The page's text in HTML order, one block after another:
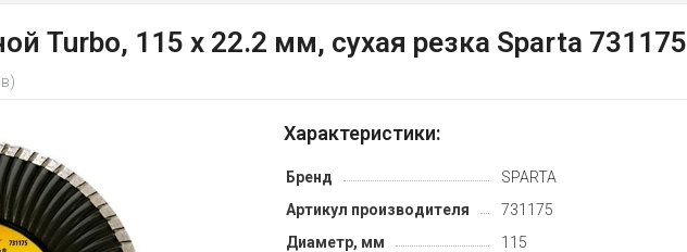
Turbo, 115 х 22.2 мм, сухая резка Sparta 731175
Характеристики:
Бренд
SPARTA
Артикул производителя
731175
Диаметр, мм
115